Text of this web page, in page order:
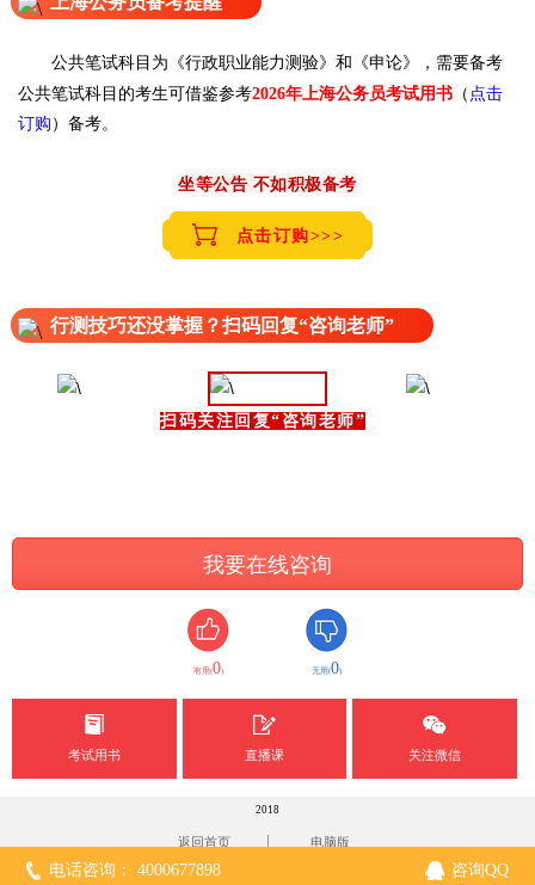
公共笔试科目为《行政职业能力测验》和《申论》，需要备考
公共笔试科目的考生可借鉴参考2026年上海公务员考试用书 （ 点击
订购）备考。
坐等公告 不如积极备考
点击订购>>>
行测技巧还没掌握？扫码回复“咨询老师”
扫码关注回复“咨询老师”
我要在线咨询
有用(0) 无用(0)
考试用书 直播课 关注微信
2018
返回首页 | 电脑版
电话咨询： 4000677898 咨询QQ
51La